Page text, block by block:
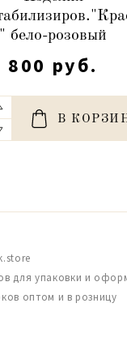
" бело-розовый
800 руб.
В
для упаковки и
оптом и в розницу